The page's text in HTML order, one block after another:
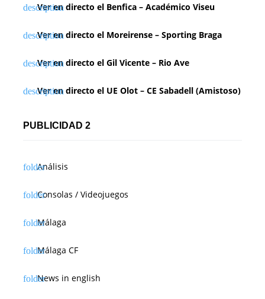
ó
n
d
n
a
d
Ver en directo el Benfica – Académico Viseu
Ver en directo el Moreirense – Sporting Braga
Ver en directo el Gil Vicente – Rio Ave
Ver en directo el UE Olot – CE Sabadell (Amistoso)
PUBLICIDAD 2
Análisis
Consolas / Videojuegos
Málaga
Málaga CF
News in english